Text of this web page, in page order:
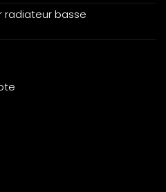
radiateur basse